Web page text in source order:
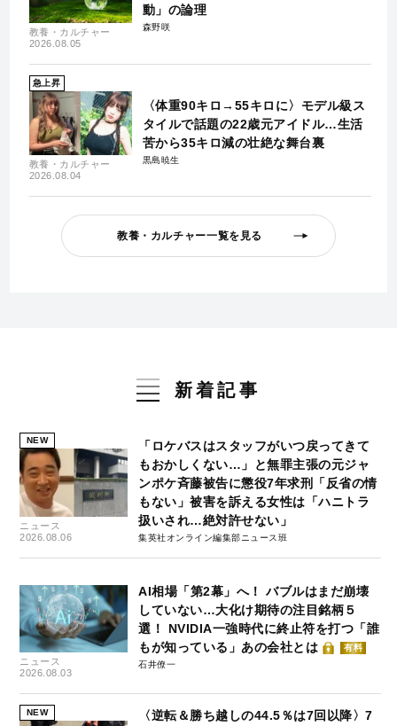
教養・カルチャー
2026.08.05
動」の論理
森野咲
急上昇
教養・カルチャー
2026.08.04
〈体重90キロ→55キロに〉モデル級ス
タイルで話題の22歳元アイドル…生活
苦から35キロ減の壮絶な舞台裏
黒島暁生
教養・カルチャー一覧を見る
新着記事
NEW
ニュース
2026.08.06
「ロケバスはスタッフがいつ戻ってきて
もおかしくない…」と無罪主張の元ジャ
ンポケ斉藤被告に懲役7年求刑「反省の情
もない」被害を訴える女性は「ハニトラ
扱いされ…絶対許せない」
集英社オンライン編集部ニュース班
ニュース
2026.08.03
AI相場「第2幕」へ！ バブルはまだ崩壊
していない…大化け期待の注目銘柄５
選！ NVIDIA一強時代に終止符を打つ「誰
もが知っている」あの会社とは
有料
石井僚一
NEW
〈逆転＆勝ち越しの44.5％は7回以降〉7